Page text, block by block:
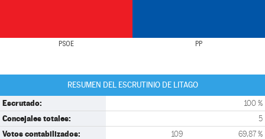
PSOE PP
RESUMEN DEL ESCRUTINIO DE LITAGO
Escrutado: 100 %
Concejales totales: 5
Votos contabilizados: 109 69,87 %